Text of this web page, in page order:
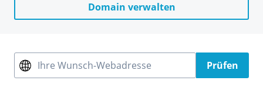
Domain verwalten
Ihre Wunsch-Webadresse Prüfen